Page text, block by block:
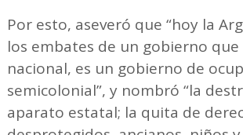
Por esto, aseveró que “hoy la
los embates de un gobierno que
nacional, es un gobierno de
semicolonial”, y nombró “la
aparato estatal; la quita de